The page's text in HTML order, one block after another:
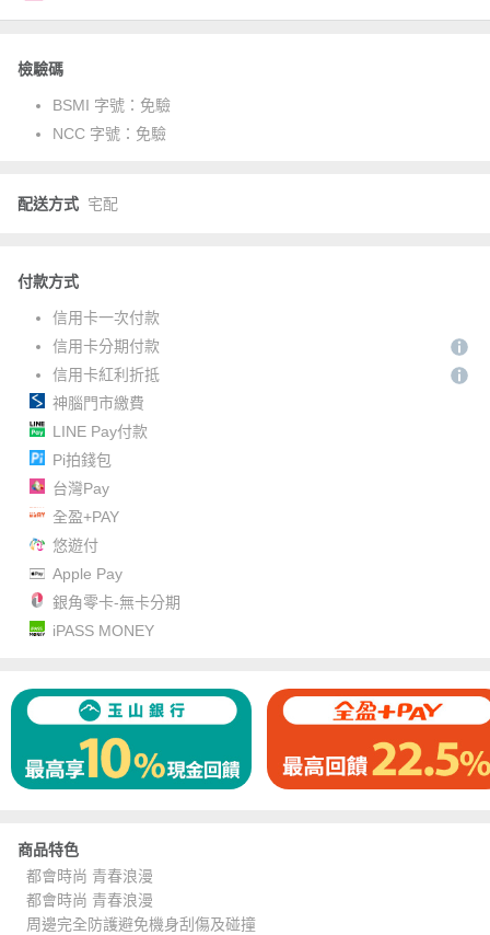
檢驗碼
BSMI 字號： 免驗
NCC 字號： 免驗
配送方式 宅配
付款方式
信用卡一次付款
信用卡分期付款
信用卡紅利折抵
神腦門市繳費
LINE Pay付款
Pi拍錢包
台灣Pay
全盈+PAY
悠遊付
Apple Pay
銀角零卡-無卡分期
iPASS MONEY
商品特色
都會時尚 青春浪漫
都會時尚 青春浪漫
周邊完全防護避免機身刮傷及碰撞